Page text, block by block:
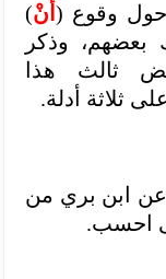
وقوع ( أَنْ)
بعضهم، وذكر
ثالث هذا
ثلاثة أدلة.
ابن بري من
احسب.